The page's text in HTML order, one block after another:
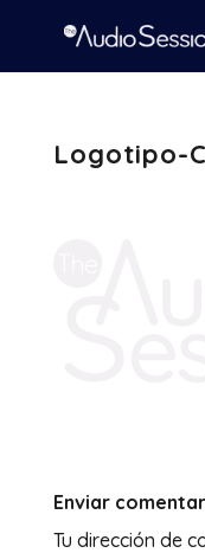
Logotipo-
Enviar
Tu dirección de